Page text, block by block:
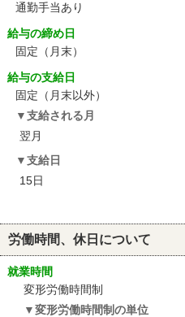
通勤手当あり
給与の締め日
固定（月末）
給与の支給日
固定（月末以外）
支給される月
翌月
支給日
15日
労働時間、休日について
就業時間
変形労働時間制
変形労働時間制の単位